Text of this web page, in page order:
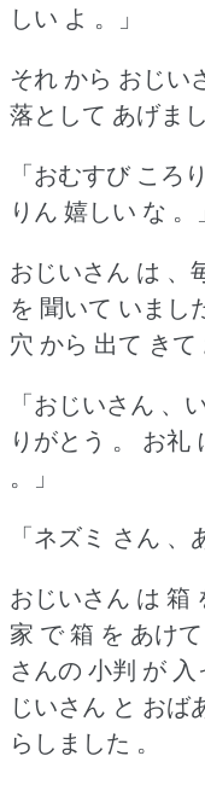
しい よ 。」
それ から おじい
落として あげまし
「おむすび ころ
りん 嬉しい な 。」
おじいさん は 、
を 聞いて いまし
穴 から 出て きて
「おじいさん 、
りがとう 。
お礼
。」
「ネズミ さん 、
おじいさん は 箱
家 で 箱 を あけ
さんの 小判 が 入
じいさん と おば
らしました 。